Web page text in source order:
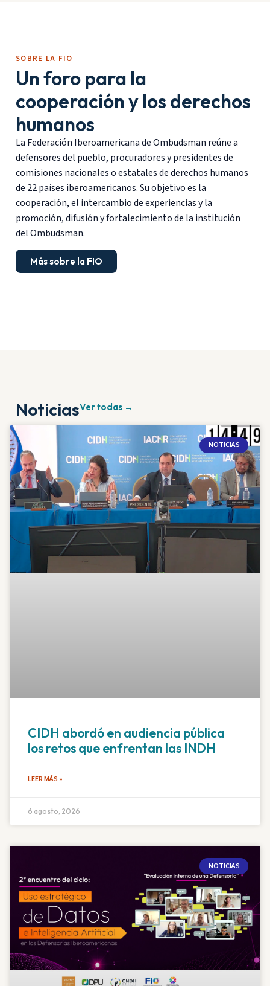
SOBRE LA FIO
Un foro para la
cooperación y los derechos
humanos
La Federación Iberoamericana de Ombudsman reúne a
defensores del pueblo, procuradores y presidentes de
comisiones nacionales o estatales de derechos humanos
de 22 países iberoamericanos. Su objetivo es la
cooperación, el intercambio de experiencias y la
promoción, difusión y fortalecimiento de la institución
del Ombudsman.
Más sobre la FIO
NoticiasVer todas →
NOTICIAS
CIDH abordó en audiencia pública
los retos que enfrentan las INDH
LEER MÁS »
6 agosto, 2026
NOTICIAS